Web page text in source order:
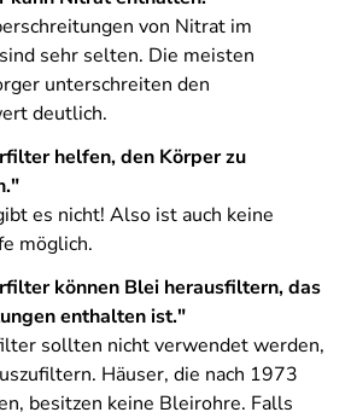
von Nitrat im
sehr selten. Die meisten
unterschreiten den
deutlich.
helfen, den Körper zu
es nicht! Also ist auch keine
möglich.
können Blei herausfiltern, das
enthalten ist."
sollten nicht verwendet werden,
Häuser, die nach 1973
besitzen keine Bleirohre. Falls